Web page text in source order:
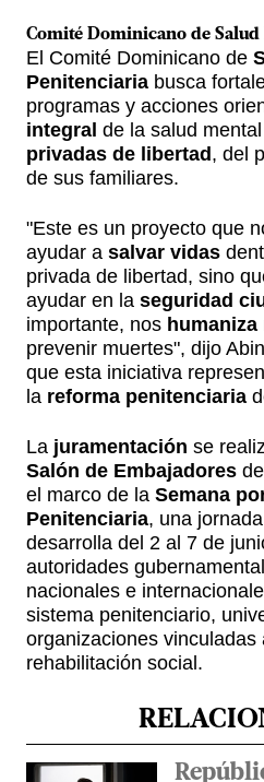
Comité Dominicano de
El Comité Dominicano de
Penitenciaria busca
programas y acciones
integral de la salud
privadas de libertad , del
de sus familiares.
"Este es un proyecto que
ayudar a salvar vidas
privada de libertad, sino
ayudar en la seguridad
importante, nos humaniza
prevenir muertes", dijo
que esta iniciativa
la reforma penitenciaria
La juramentación se
Salón de Embajadores
el marco de la Semana
Penitenciaria, una
desarrolla del 2 al 7 de
autoridades
nacionales e
sistema penitenciario,
organizaciones
rehabilitación social.